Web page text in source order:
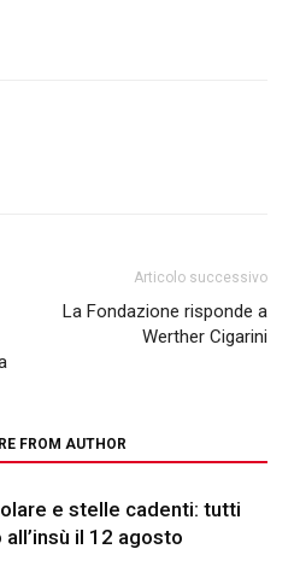
Articolo successivo
La Fondazione risponde a
Werther Cigarini
FROM AUTHOR
e stelle cadenti: tutti
all’insù il 12 agosto